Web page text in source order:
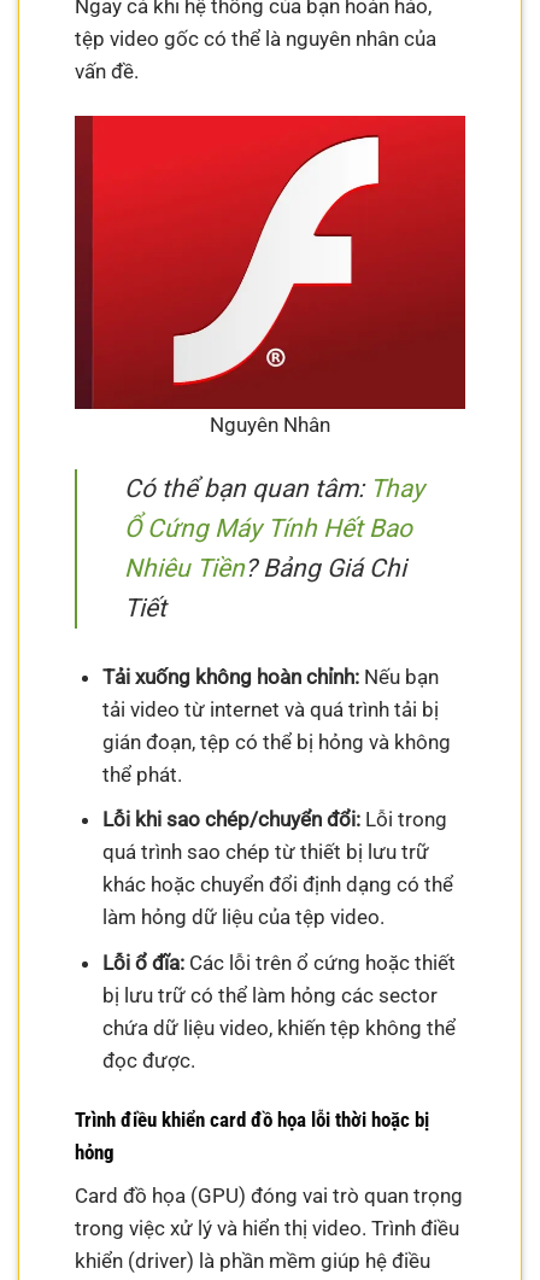
Ngay cả khi hệ thống của bạn hoàn hảo,
tệp video gốc có thể là nguyên nhân của
vấn đề.
Nguyên Nhân
Có thể bạn quan tâm: Thay
Ổ Cứng Máy Tính Hết Bao
Nhiêu Tiền? Bảng Giá Chi
Tiết
Tải xuống không hoàn chỉnh:Nếu bạn
tải video từ internet và quá trình tải bị
gián đoạn, tệp có thể bị hỏng và không
thể phát.
Lỗi khi sao chép/chuyển đổi:Lỗi trong
quá trình sao chép từ thiết bị lưu trữ
khác hoặc chuyển đổi định dạng có thể
làm hỏng dữ liệu của tệp video.
Lỗi ổ đĩa:Các lỗi trên ổ cứng hoặc thiết
bị lưu trữ có thể làm hỏng các sector
chứa dữ liệu video, khiến tệp không thể
đọc được.
Trình điều khiển card đồ họa lỗi thời hoặc bị
hỏng
Card đồ họa (GPU) đóng vai trò quan trọng
trong việc xử lý và hiển thị video. Trình điều
khiển (driver) là phần mềm giúp hệ điều